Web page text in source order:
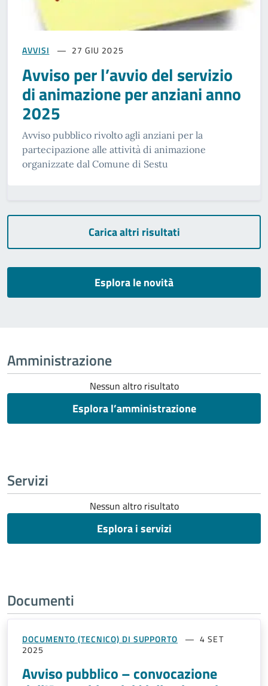
AVVISI 27 GIU 2025
Avviso per l’avvio del servizio
di animazione per anziani anno
2025
Avviso pubblico rivolto agli anziani per la
partecipazione alle attività di animazione
organizzate dal Comune di Sestu
Carica altri risultati
Esplora le novità
Amministrazione
Nessun altro risultato
Esplora l’amministrazione
Servizi
Nessun altro risultato
Esplora i servizi
Documenti
DOCUMENTO (TECNICO) DI SUPPORTO
4 SET
2025
Avviso pubblico – convocazione